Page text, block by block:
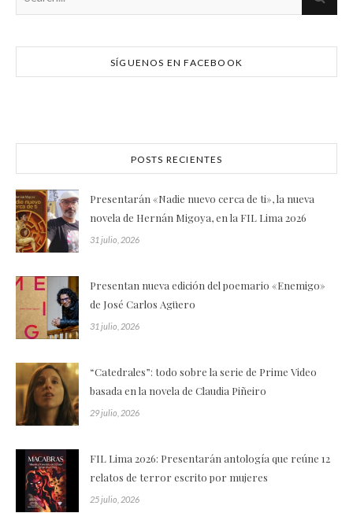
SÍGUENOS EN FACEBOOK
POSTS RECIENTES
Presentarán «Nadie nuevo cerca de ti», la nueva
novela de Hernán Migoya, en la FIL Lima 2026
31 julio, 2026
Presentan nueva edición del poemario «Enemigo»
de José Carlos Agüero
31 julio, 2026
“Catedrales”: todo sobre la serie de Prime Video
basada en la novela de Claudia Piñeiro
29 julio, 2026
FIL Lima 2026: Presentarán antología que reúne 12
relatos de terror escrito por mujeres
25 julio, 2026